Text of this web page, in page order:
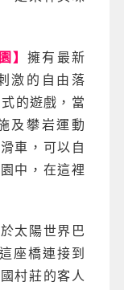
】擁有最新
激的自由落
的遊戲，當
及攀岩運動
車，可以自
中，在這裡
太陽世界巴
座橋連接到
村莊的客人